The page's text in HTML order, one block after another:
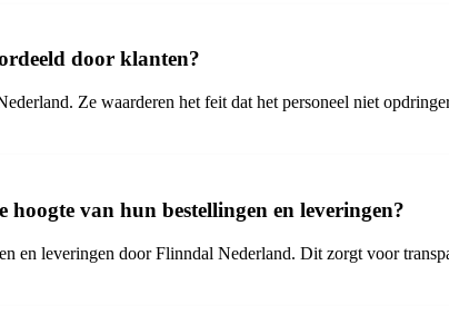
door klanten?
Ze waarderen het feit dat het personeel niet
van hun bestellingen en leveringen?
en leveringen door Flinndal Nederland. Dit zorgt voor